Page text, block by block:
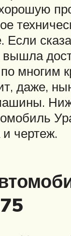
Если
многим
даже,
чертеж.